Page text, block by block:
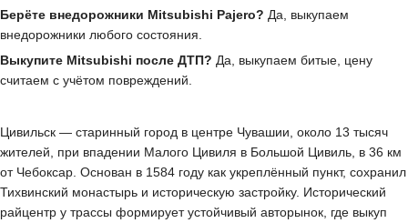
Берёте внедорожники Mitsubishi Pajero? Да, выкупаем
внедорожники любого состояния.
Выкупите Mitsubishi после ДТП? Да, выкупаем битые, цену
считаем с учётом повреждений.
Цивильск — старинный город в центре Чувашии, около 13 тысяч
жителей, при впадении Малого Цивиля в Большой Цивиль, в 36 км
от Чебоксар. Основан в 1584 году как укреплённый пункт, сохранил
Тихвинский монастырь и историческую застройку. Исторический
райцентр у трассы формирует устойчивый авторынок, где выкуп